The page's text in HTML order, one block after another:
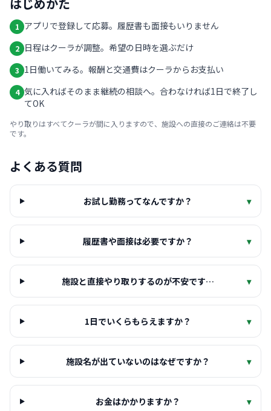
1 アプリで登録して応募。履歴書も面接もいりません
2 日程はクーラが調整。希望の日時を選ぶだけ
3 1日働いてみる。報酬と交通費はクーラからお支払い
4 気に入ればそのまま継続の相談へ。合わなければ1日で終了し
てOK
やり取りはすべてクーラが間に入りますので、施設への直接のご連絡は不要
です。
よくある質問
お試し勤務ってなんですか？ ▾
履歴書や面接は必要ですか？ ▾
施設と直接やり取りするのが不安です… ▾
1日でいくらもらえますか？ ▾
施設名が出ていないのはなぜですか？ ▾
お金はかかりますか？ ▾